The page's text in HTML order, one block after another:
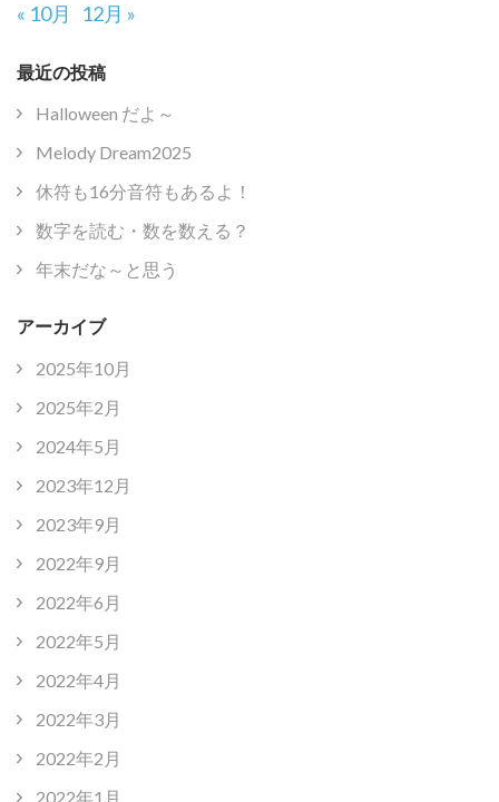
« 10月 12月 »
最近の投稿
Halloween だよ～
Melody Dream2025
休符も16分音符もあるよ！
数字を読む・数を数える？
年末だな～と思う
アーカイブ
2025年10月
2025年2月
2024年5月
2023年12月
2023年9月
2022年9月
2022年6月
2022年5月
2022年4月
2022年3月
2022年2月
2022年1月